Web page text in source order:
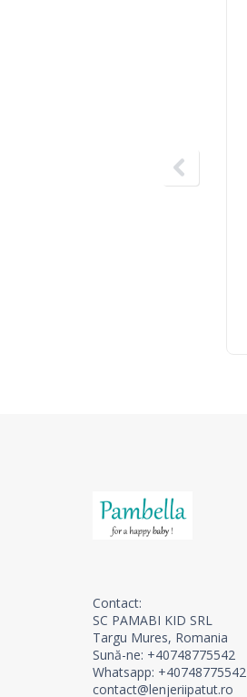
Contact:
SC PAMABI KID SRL
Targu Mures, Romania
Sună-ne: +40748775542
Whatsapp: +40748775542
contact@lenjeriipatut.ro